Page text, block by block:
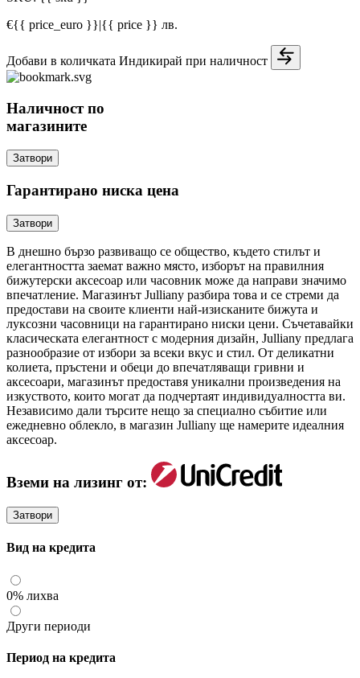
€{{ price_euro }}|{{ price }} лв.
Добави в количката Индикирай при наличност
Наличност по
магазините
Затвори
Гарантирано ниска цена
Затвори
В днешно бързо развиващо се общество, където стилът и
елегантността заемат важно място, изборът на правилния
бижутерски аксесоар или часовник може да направи значимо
впечатление. Магазинът Julliany разбира това и се стреми да
предостави на своите клиенти най-изисканите бижута и
луксозни часовници на гарантирано ниски цени. Съчетавайки
класическата елегантност с модерния дизайн, Julliany предлага
разнообразие от избори за всеки вкус и стил. От деликатни
колиета, пръстени и обеци до впечатляващи гривни и
аксесоари, магазинът предоставя уникални произведения на
изкуството, които могат да подчертаят индивидуалността ви.
Независимо дали търсите нещо за специално събитие или
ежедневно облекло, в магазин Julliany ще намерите идеалния
аксесоар.
Вземи на лизинг от:
Затвори
Вид на кредита
0% лихва
Други периоди
Период на кредита